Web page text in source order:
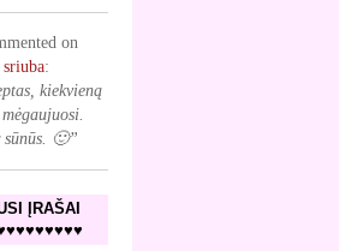
on
:
kiekvieną
🙂”
ĮRAŠAI